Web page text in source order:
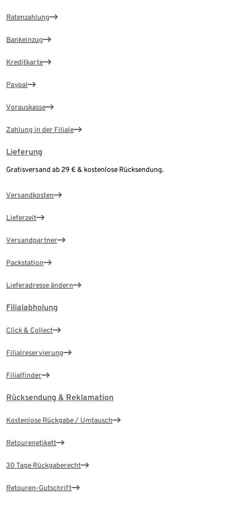
Ratenzahlung
Bankeinzug
Kreditkarte
Paypal
Vorauskasse
Zahlung in der Filiale
Lieferung
Gratisversand ab 29 € & kostenlose Rücksendung.
Versandkosten
Lieferzeit
Versandpartner
Packstation
Lieferadresse ändern
Filialabholung
Click & Collect
Filialreservierung
Filialfinder
Rücksendung & Reklamation
Kostenlose Rückgabe / Umtausch
Retourenetikett
30 Tage Rückgaberecht
Retouren-Gutschrift